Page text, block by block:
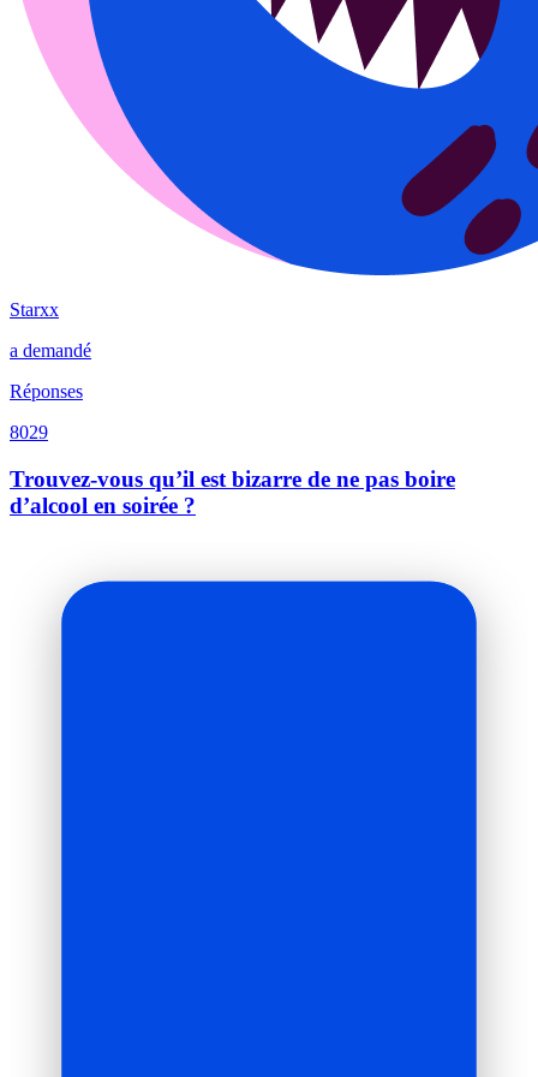
Starxx
a demandé
Réponses
8029
Trouvez-vous qu’il est bizarre de ne pas boire
d’alcool en soirée ?